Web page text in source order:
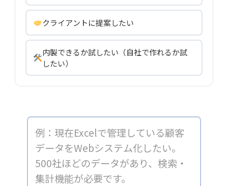
クライアントに提案したい
内製できるか試したい（自社で作れるか試
したい）